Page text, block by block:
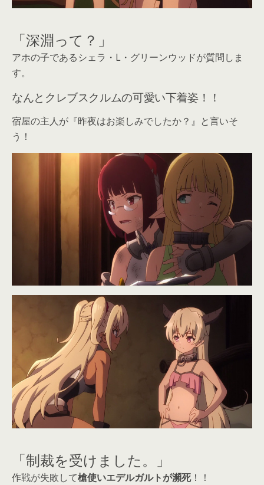
「深淵って？」
アホの子であるシェラ・L・グリーンウッドが質問しま
す。
なんとクレブスクルムの可愛い下着姿！！
宿屋の主人が『昨夜はお楽しみでしたか？』と言いそ
う！
「制裁を受けました。」
作戦が失敗して槍使いエデルガルトが瀕死！！